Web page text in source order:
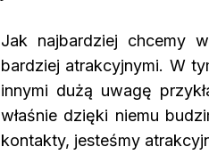
Jak najbardziej chcemy
bardziej atrakcyjnymi. W
innymi dużą uwagę
właśnie dzięki niemu
kontakty, jesteśmy